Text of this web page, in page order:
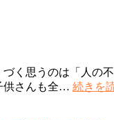
く思うのは「人の
供さんも全… 続きを